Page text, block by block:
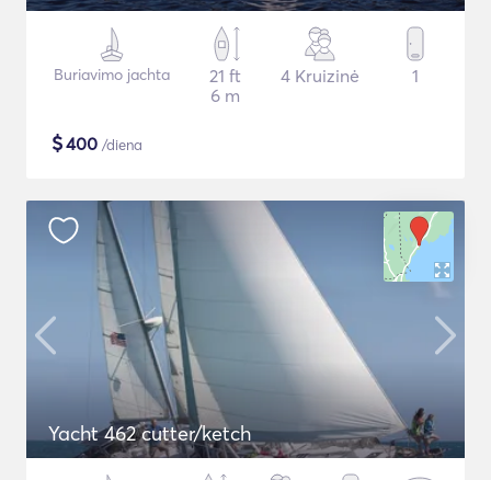
Buriavimo jachta
21 ft
6 m
4 Kruizinė 1
$400 /diena
Yacht 462 cutter/ketch